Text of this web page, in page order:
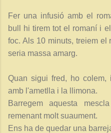
Fer una infusió amb el
bull hi tirem tot el romaní i
foc. Als 10 minuts, treiem
seria massa amarg.
Quan sigui fred, ho
amb l'ametlla i la llimona.
Barregem aquesta
remenant molt suaument.
Ens ha de quedar una